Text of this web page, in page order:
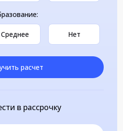
Среднее Нет
расчет
в рассрочку